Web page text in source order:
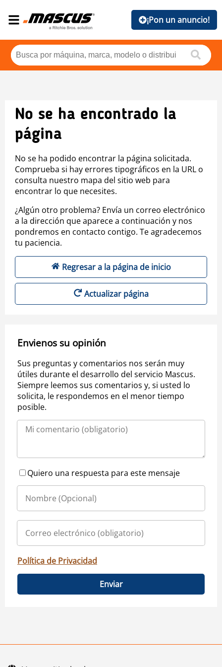
¡Pon un anuncio!
No se ha encontrado la
página
No se ha podido encontrar la página solicitada.
Comprueba si hay errores tipográficos en la URL o
consulta nuestro mapa del sitio web para
encontrar lo que necesites.
¿Algún otro problema? Envía un correo electrónico
a la dirección que aparece a continuación y nos
pondremos en contacto contigo. Te agradecemos
tu paciencia.
Regresar a la página de inicio
Actualizar página
Envienos su opinión
Sus preguntas y comentarios nos serán muy
útiles durante el desarrollo del servicio Mascus.
Siempre leemos sus comentarios y, si usted lo
solicita, le respondemos en el menor tiempo
posible.
Quiero una respuesta para este mensaje
Política de Privacidad
Enviar